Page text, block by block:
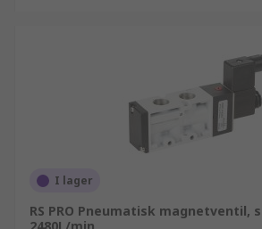
I lager
RS PRO Pneumatisk magnetventil,